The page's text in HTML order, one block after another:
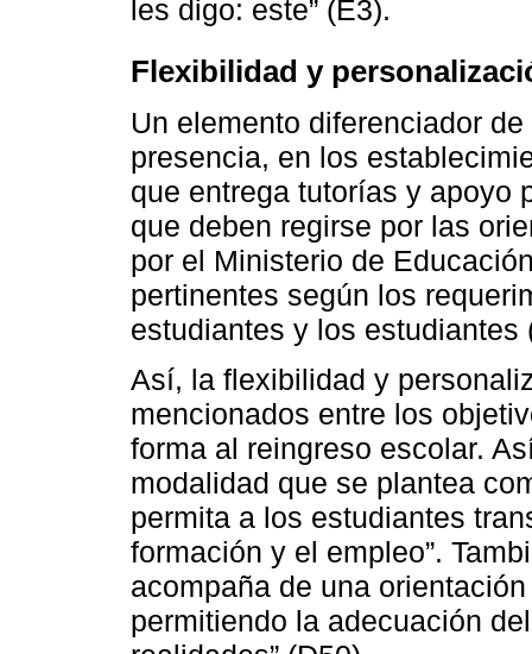
les digo: este” (E3).
Flexibilidad y
Un elemento diferenciador
presencia, en los
que entrega tutorías y apoyo
que deben regirse por las
por el Ministerio de
pertinentes según los
estudiantes y los estudiantes
Así, la flexibilidad y
mencionados entre los
forma al reingreso escolar.
modalidad que se plantea
permita a los estudiantes
formación y el empleo”.
acompaña de una
permitiendo la adecuación